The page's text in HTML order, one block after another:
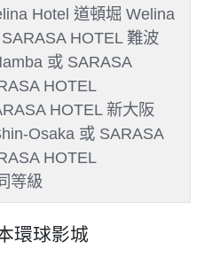
Hotel 道頓堀 Welina
HOTEL 難波
或 SARASA
HOTEL
HOTEL 新大阪
Osaka 或 SARASA
HOTEL
等級
環球影城